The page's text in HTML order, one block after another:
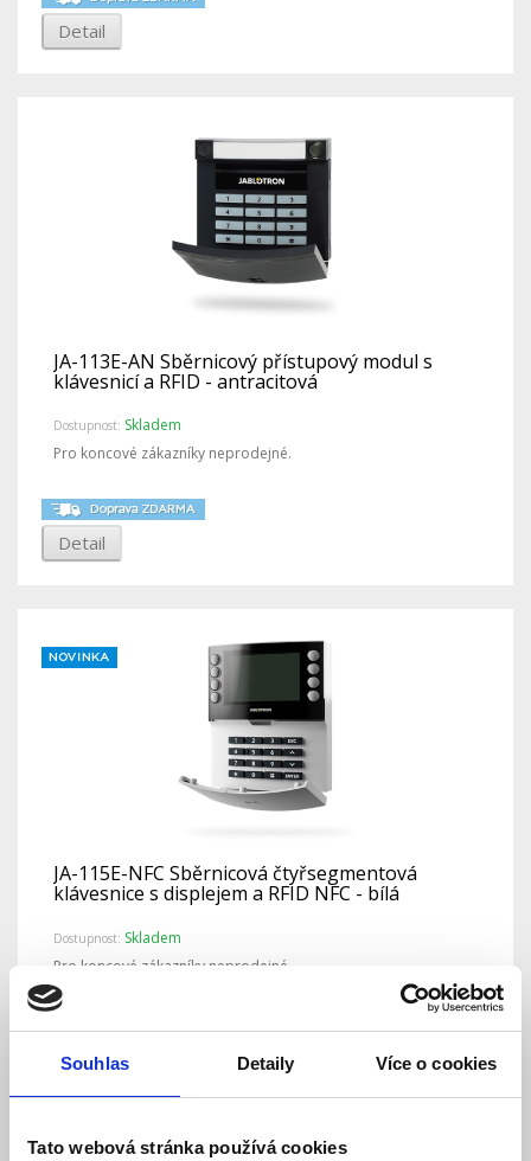
Souhlas Detaily Více o cookies
Tato webová stránka používá cookies
Detail
JA-113E-AN Sběrnicový přístupový modul s
klávesnicí a RFID - antracitová
Dostupnost: Skladem
Pro koncové zákazníky neprodejné.
Detail
JA-115E-NFC Sběrnicová čtyřsegmentová
klávesnice s displejem a RFID NFC - bílá
Dostupnost: Skladem
Pro koncové zákazníky neprodejné.
Detail